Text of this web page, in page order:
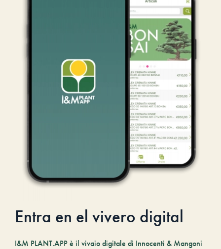
Entra en el vivero digital
I&M PLANT.APP è il vivaio digitale di Innocenti & Mangoni